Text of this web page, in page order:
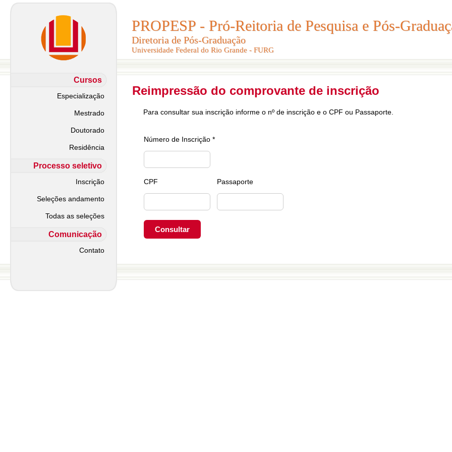
PROPESP - Pró-Reitoria de Pesquisa e Pós-
Diretoria de Pós-Graduação
Universidade Federal do Rio Grande - FURG
PROPESP - Pró-Reitoria de Pesquisa e Pós-
Diretoria de Pós-Graduação
Universidade Federal do Rio Grande - FURG
Cursos
Especialização
Mestrado
Doutorado
Residência
Processo seletivo
Inscrição
Seleções andamento
Todas as seleções
Comunicação
Contato
Reimpressão do comprovante de inscrição
Para consultar sua inscrição informe o nº de inscrição e o CPF ou Passaporte.
Número de Inscrição *
CPF Passaporte